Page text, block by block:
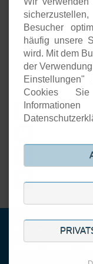
Software-Entwicklung
Onlineshops
Open-Source-Support
24.
JUL
Open Source
DiStEL-Projekts
PMD-X-
JUN
© Copyright 2001-
Besucher
häufig unsere
wird. Mit dem
der
Cookies